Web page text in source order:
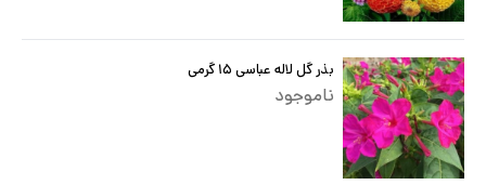
بذر گل لاله عباسی ۱۵ گرمی
ناموجود